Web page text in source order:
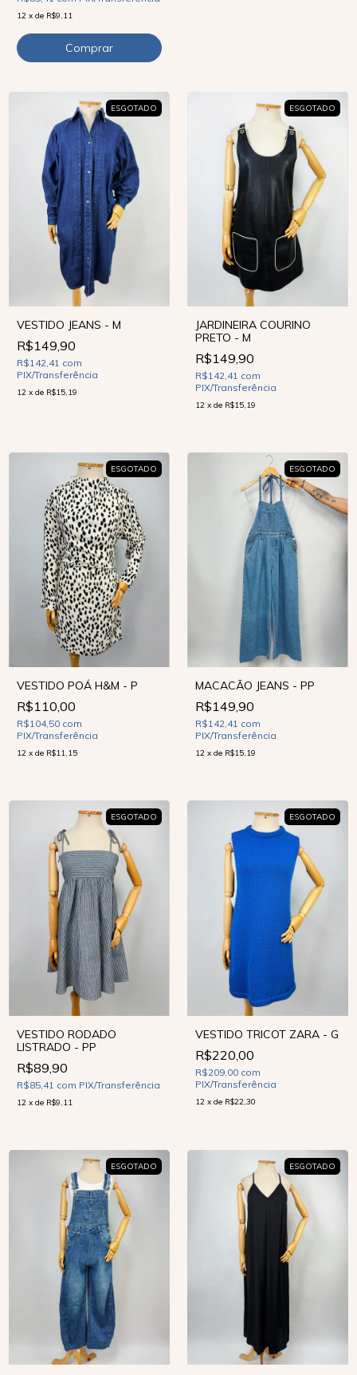
12 x de R$9,11
ESGOTADO
VESTIDO JEANS - M
R$149,90
R$142,41 com
PIX/Transferência
12 x de R$15,19
ESGOTADO
JARDINEIRA COURINO
PRETO - M
R$149,90
R$142,41 com
PIX/Transferência
12 x de R$15,19
ESGOTADO
VESTIDO POÁ H&M - P
R$110,00
R$104,50 com
PIX/Transferência
12 x de R$11,15
ESGOTADO
MACACÃO JEANS - PP
R$149,90
R$142,41 com
PIX/Transferência
12 x de R$15,19
ESGOTADO
VESTIDO RODADO
LISTRADO - PP
R$89,90
R$85,41 com PIX/Transferência
12 x de R$9,11
ESGOTADO
VESTIDO TRICOT ZARA - G
R$220,00
R$209,00 com
PIX/Transferência
12 x de R$22,30
ESGOTADO ESGOTADO